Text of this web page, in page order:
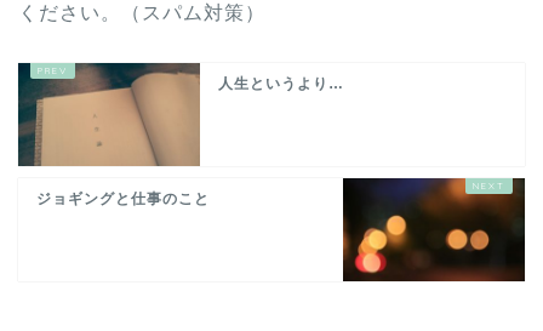
ください。（スパム対策）
人生というより…
ジョギングと仕事のこと